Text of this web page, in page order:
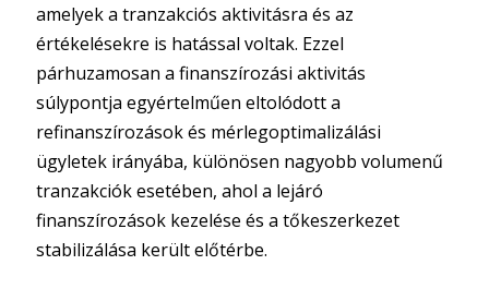
amelyek a tranzakciós aktivitásra és az
értékelésekre is hatással voltak. Ezzel
párhuzamosan a finanszírozási aktivitás
súlypontja egyértelműen eltolódott a
refinanszírozások és mérlegoptimalizálási
ügyletek irányába, különösen nagyobb volumenű
tranzakciók esetében, ahol a lejáró
finanszírozások kezelése és a tőkeszerkezet
stabilizálása került előtérbe.